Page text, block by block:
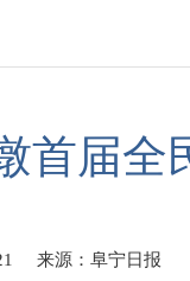
首届全
来源： 阜宁日报